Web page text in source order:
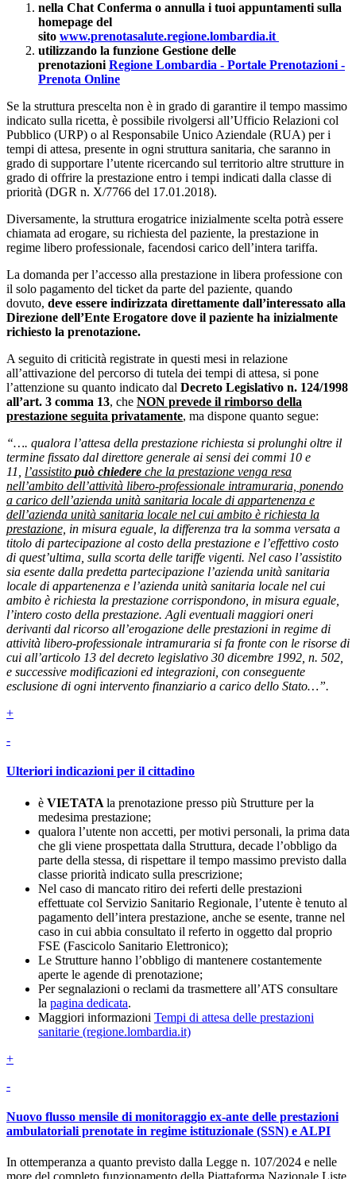
nella Chat Conferma o annulla i tuoi appuntamenti sulla
homepage del
sito www.prenotasalute.regione.lombardia.it
utilizzando la funzione Gestione delle
prenotazioni Regione Lombardia - Portale Prenotazioni -
Prenota Online
Se la struttura prescelta non è in grado di garantire il tempo massimo
indicato sulla ricetta, è possibile rivolgersi all’Ufficio Relazioni col
Pubblico (URP) o al Responsabile Unico Aziendale (RUA) per i
tempi di attesa, presente in ogni struttura sanitaria, che saranno in
grado di supportare l’utente ricercando sul territorio altre strutture in
grado di offrire la prestazione entro i tempi indicati dalla classe di
priorità (DGR n. X/7766 del 17.01.2018).
Diversamente, la struttura erogatrice inizialmente scelta potrà essere
chiamata ad erogare, su richiesta del paziente, la prestazione in
regime libero professionale, facendosi carico dell’intera tariffa.
La domanda per l’accesso alla prestazione in libera professione con
il solo pagamento del ticket da parte del paziente, quando
dovuto, deve essere indirizzata direttamente dall’interessato alla
Direzione dell’Ente Erogatore dove il paziente ha inizialmente
richiesto la prenotazione.
A seguito di criticità registrate in questi mesi in relazione
all’attivazione del percorso di tutela dei tempi di attesa, si pone
l’attenzione su quanto indicato dal Decreto Legislativo n. 124/1998
all’art. 3 comma 13, che NON prevede il rimborso della
prestazione seguita privatamente, ma dispone quanto segue:
“…. qualora l’attesa della prestazione richiesta si prolunghi oltre il
termine fissato dal direttore generale ai sensi dei commi 10 e
11, l’assistito può chiedere che la prestazione venga resa
nell’ambito dell’attività libero-professionale intramuraria, ponendo
a carico dell’azienda unità sanitaria locale di appartenenza e
dell’azienda unità sanitaria locale nel cui ambito è richiesta la
prestazione, in misura eguale, la differenza tra la somma versata a
titolo di partecipazione al costo della prestazione e l’effettivo costo
di quest’ultima, sulla scorta delle tariffe vigenti. Nel caso l’assistito
sia esente dalla predetta partecipazione l’azienda unità sanitaria
locale di appartenenza e l’azienda unità sanitaria locale nel cui
ambito è richiesta la prestazione corrispondono, in misura eguale,
l’intero costo della prestazione. Agli eventuali maggiori oneri
derivanti dal ricorso all’erogazione delle prestazioni in regime di
attività libero-professionale intramuraria si fa fronte con le risorse di
cui all’articolo 13 del decreto legislativo 30 dicembre 1992, n. 502,
e successive modificazioni ed integrazioni, con conseguente
esclusione di ogni intervento finanziario a carico dello Stato…”.
+
-
Ulteriori indicazioni per il cittadino
è VIETATA la prenotazione presso più Strutture per la
medesima prestazione;
qualora l’utente non accetti, per motivi personali, la prima data
che gli viene prospettata dalla Struttura, decade l’obbligo da
parte della stessa, di rispettare il tempo massimo previsto dalla
classe priorità indicato sulla prescrizione;
Nel caso di mancato ritiro dei referti delle prestazioni
effettuate col Servizio Sanitario Regionale, l’utente è tenuto al
pagamento dell’intera prestazione, anche se esente, tranne nel
caso in cui abbia consultato il referto in oggetto dal proprio
FSE (Fascicolo Sanitario Elettronico);
Le Strutture hanno l’obbligo di mantenere costantemente
aperte le agende di prenotazione;
Per segnalazioni o reclami da trasmettere all’ATS consultare
la pagina dedicata.
Maggiori informazioni Tempi di attesa delle prestazioni
sanitarie (regione.lombardia.it)
+
-
Nuovo flusso mensile di monitoraggio ex-ante delle prestazioni
ambulatoriali prenotate in regime istituzionale (SSN) e ALPI
In ottemperanza a quanto previsto dalla Legge n. 107/2024 e nelle